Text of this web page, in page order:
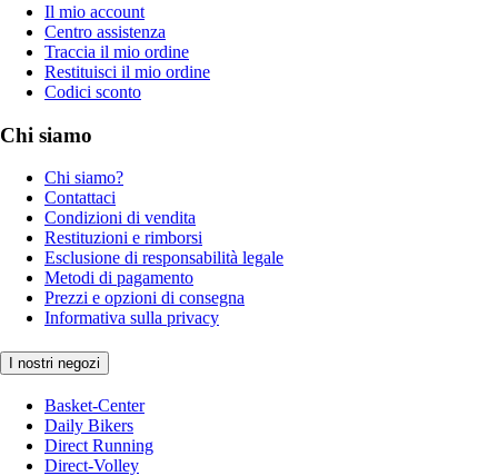
Il mio account
Centro assistenza
Traccia il mio ordine
Restituisci il mio ordine
Codici sconto
Chi siamo
Chi siamo?
Contattaci
Condizioni di vendita
Restituzioni e rimborsi
Esclusione di responsabilità legale
Metodi di pagamento
Prezzi e opzioni di consegna
Informativa sulla privacy
I nostri negozi
Basket-Center
Daily Bikers
Direct Running
Direct-Volley